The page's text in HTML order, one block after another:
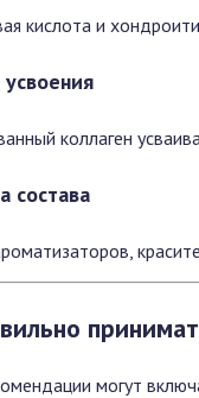
кислота и
коллаген
состава
могут